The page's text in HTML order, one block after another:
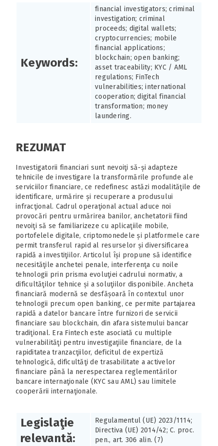
Keywords:
financial investigators; criminal
investigation; criminal
proceeds; digital wallets;
cryptocurrencies; mobile
financial applications;
blockchain; open banking;
asset traceability; KYC / AML
regulations; FinTech
vulnerabilities; international
cooperation; digital financial
transformation; money
laundering.
REZUMAT
Investigatorii financiari sunt nevoiţi să-și adapteze
tehnicile de investigare la transformările profunde ale
serviciilor financiare, ce redefinesc astăzi modalităţile de
identificare, urmărire și recuperare a produsului
infracţional. Cadrul operaţional actual aduce noi
provocări pentru urmărirea banilor, anchetatorii fiind
nevoiţi să se familiarizeze cu aplicaţiile mobile,
portofelele digitale, criptomonedele și platformele care
permit transferul rapid al resurselor și diversificarea
rapidă a investiţiilor. Articolul își propune să identifice
necesităţile anchetei penale, interferenţa cu noile
tehnologii prin prisma evoluţiei cadrului normativ, a
dificultăţilor tehnice și a soluţiilor disponibile. Ancheta
financiară modernă se desfășoară în contextul unor
tehnologii precum open banking, ce permite partajarea
rapidă a datelor bancare între furnizori de servicii
financiare sau blockchain, din afara sistemului bancar
tradiţional. Era Fintech este asociată cu multiple
vulnerabilităţi pentru investigaţiile financiare, de la
rapiditatea tranzacţiilor, deficitul de expertiză
tehnologică, dificultăţi de trasabilitate a activelor
financiare până la nerespectarea reglementărilor
bancare internaţionale (KYC sau AML) sau limitele
cooperării internaţionale.
Legislaţie
relevantă:
Regulamentul (UE) 2023/1114;
Directiva (UE) 2014/42; C. proc.
pen., art. 306 alin. (7)